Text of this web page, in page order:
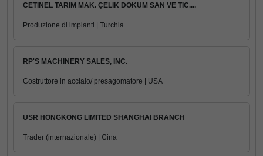
CETINEL TARIM MAK. ÇELIK DOKUM SAN VE TIC....
Produzione di impianti | Turchia
RP'S MACHINERY SALES, INC.
Costruttore in acciaio/ presagomatore | USA
USR HONGKONG LIMITED SHANGHAI BRANCH
Trader (internazionale) | Cina